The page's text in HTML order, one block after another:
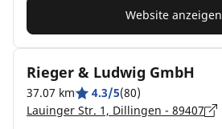
Website anzeigen
Rieger & Ludwig GmbH
37.07 km 4.3/5(80)
Lauinger Str. 1, Dillingen - 89407